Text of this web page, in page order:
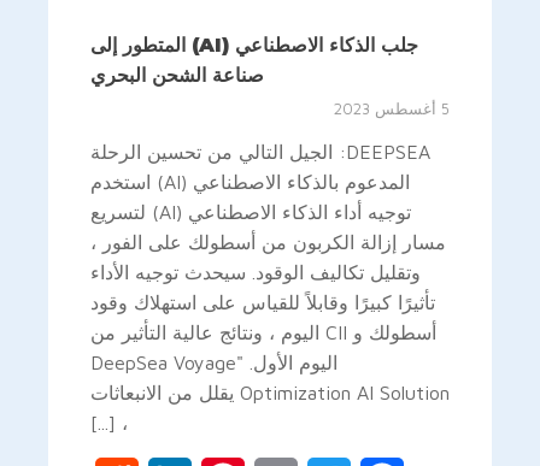
جلب الذكاء الاصطناعي (AI) المتطور إلى
صناعة الشحن البحري
5 أغسطس 2023
DEEPSEA: الجيل التالي من تحسين الرحلة
المدعوم بالذكاء الاصطناعي (AI) استخدم
توجيه أداء الذكاء الاصطناعي (AI) لتسريع
مسار إزالة الكربون من أسطولك على الفور ،
وتقليل تكاليف الوقود. سيحدث توجيه الأداء
تأثيرًا كبيرًا وقابلاً للقياس على استهلاك وقود
أسطولك و CII اليوم ، ونتائج عالية التأثير من
اليوم الأول. "DeepSea Voyage
Optimization AI Solution يقلل من الانبعاثات
، [...]